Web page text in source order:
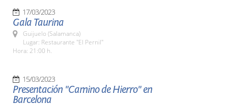
17/03/2023
Gala Taurina
Guijuelo (Salamanca)
Lugar: Restaurante "El Pernil"
Hora: 21:00 h.
15/03/2023
Presentación "Camino de Hierro" en
Barcelona